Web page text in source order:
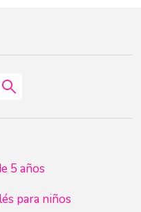
5 años
para niños